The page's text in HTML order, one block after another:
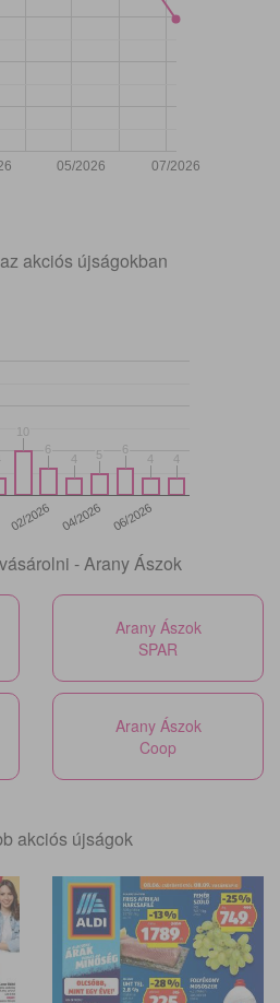
05/2026 07/2026
akciós újságokban
02/2026 04/2026 06/2026
10
10
66
44 55 66
44 44
- Arany Ászok
Arany Ászok
SPAR
Arany Ászok
Coop
akciós újságok